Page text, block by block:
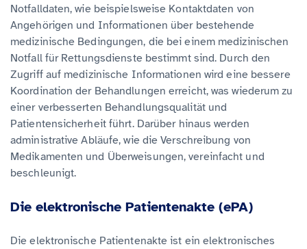
Notfalldaten, wie beispielsweise Kontaktdaten von
Angehörigen und Informationen über bestehende
medizinische Bedingungen, die bei einem medizinischen
Notfall für Rettungsdienste bestimmt sind. Durch den
Zugriff auf medizinische Informationen wird eine bessere
Koordination der Behandlungen erreicht, was wiederum zu
einer verbesserten Behandlungsqualität und
Patientensicherheit führt. Darüber hinaus werden
administrative Abläufe, wie die Verschreibung von
Medikamenten und Überweisungen, vereinfacht und
beschleunigt.
Die elektronische Patientenakte (ePA)
Die elektronische Patientenakte ist ein elektronisches